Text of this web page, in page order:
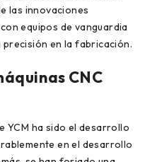
las innovaciones
equipos de vanguardia
precisión en la fabricación.
CNC
YCM ha sido el desarrollo
en el desarrollo